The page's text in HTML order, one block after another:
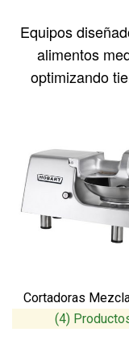
Equipos
alimentos
optimizando
Cortadoras
(4)